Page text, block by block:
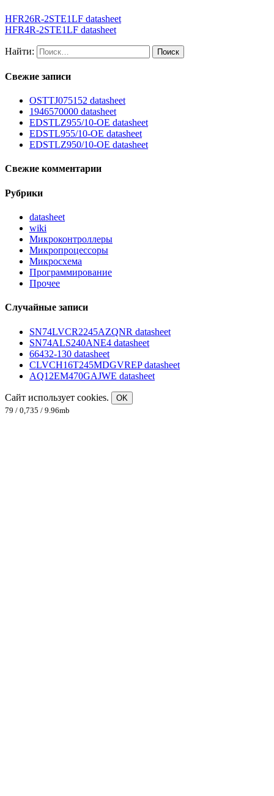
HFR26R-2STE1LF datasheet
HFR4R-2STE1LF datasheet
Найти:
Свежие записи
OSTTJ075152 datasheet
1946570000 datasheet
EDSTLZ955/10-OE datasheet
EDSTL955/10-OE datasheet
EDSTLZ950/10-OE datasheet
Свежие комментарии
Рубрики
datasheet
wiki
Микроконтроллеры
Микропроцессоры
Микросхема
Программирование
Прочее
Случайные записи
SN74LVCR2245AZQNR datasheet
SN74ALS240ANE4 datasheet
66432-130 datasheet
CLVCH16T245MDGVREP datasheet
AQ12EM470GAJWE datasheet
Сайт использует cookies.
OK
79 / 0,735 / 9.96mb